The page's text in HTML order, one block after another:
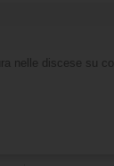
nelle discese su